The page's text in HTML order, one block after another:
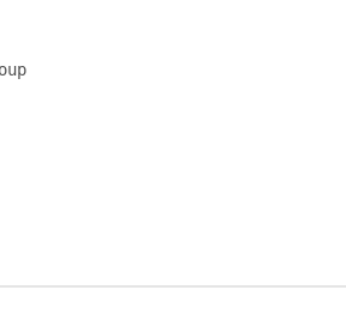
Antwort des Newsgruppen-Servers:No such article number in this group